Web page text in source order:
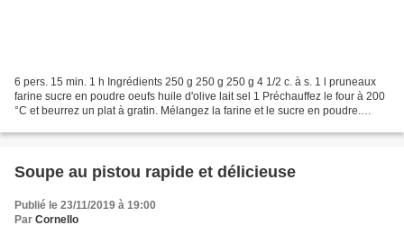
6 pers. 15 min. 1 h Ingrédients 250 g 250 g 250 g 4 1/2 c. à s. 1 l pruneaux
farine sucre en poudre oeufs huile d'olive lait sel 1 Préchauffez le four à 200
°C et beurrez un plat à gratin. Mélangez la farine et le sucre en poudre.
Soupe au pistou rapide et délicieuse
Publié le 23/11/2019 à 19:00
Par Cornello